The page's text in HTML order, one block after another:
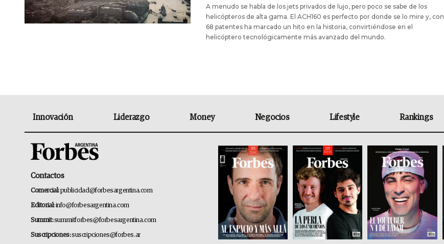
A menudo se habla de los jets privados de lujo, pero poco se sabe de los
helicópteros de alta gama. El ACH160 es perfecto por donde se lo mire y, con
68 patentes ha marcado un hito en la historia, convirtiéndose en el
helicóptero tecnológicamente más avanzado del mundo.
Innovación Liderazgo Money Negocios Lifestyle Rankings
Contactos
Comercial:publicidad@forbesargentina.com
Editorial:info@forbesargentina.com
Summit:summitforbes@forbesargentina.com
Suscripciones:suscripciones@forbes.ar